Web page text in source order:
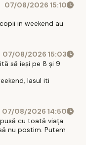
07/08/2026 15:10
in weekend au
07/08/2026 15:03
să ieși pe 8 și 9
Iasul iti
07/08/2026 14:50
cu toată viața
nu postim. Putem